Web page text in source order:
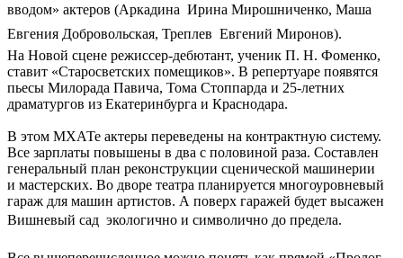
вводом» актеров (Аркадина  Ирина Мирошниченко, Маша 
Евгения Добровольская, Треплев  Евгений Миронов).
На Новой сцене режиссер-дебютант, ученик П. Н. Фоменко,
ставит «Старосветских помещиков». В репертуаре появятся
пьесы Милорада Павича, Тома Стоппарда и 25-летних
драматургов из Екатеринбурга и Краснодара.
В этом МХАТе актеры переведены на контрактную систему.
Все зарплаты повышены в два с половиной раза. Составлен
генеральный план реконструкции сценической машинерии
и мастерских. Во дворе театра планируется многоуровневый
гараж для машин артистов. А поверх гаражей будет высажен
Вишневый сад  экологично и символично до предела.